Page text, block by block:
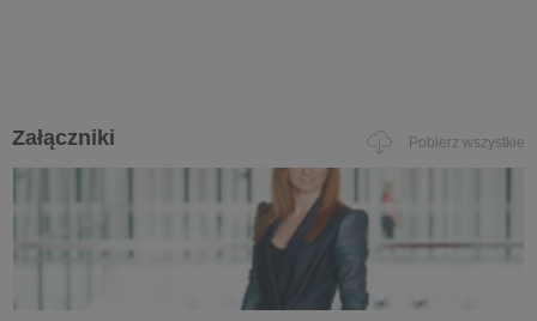
Załączniki Pobierz wszystkie